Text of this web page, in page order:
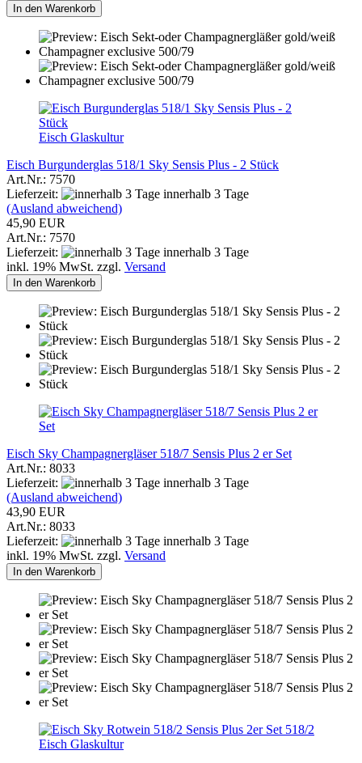
In den Warenkorb
Eisch Glaskultur
Eisch Burgunderglas 518/1 Sky Sensis Plus - 2 Stück
Art.Nr.: 7570
Lieferzeit:
innerhalb 3 Tage
(Ausland abweichend)
45,90 EUR
Art.Nr.: 7570
Lieferzeit:
innerhalb 3 Tage
inkl. 19% MwSt. zzgl. Versand
In den Warenkorb
Eisch Sky Champagnergläser 518/7 Sensis Plus 2 er Set
Art.Nr.: 8033
Lieferzeit:
innerhalb 3 Tage
(Ausland abweichend)
43,90 EUR
Art.Nr.: 8033
Lieferzeit:
innerhalb 3 Tage
inkl. 19% MwSt. zzgl. Versand
In den Warenkorb
Eisch Glaskultur